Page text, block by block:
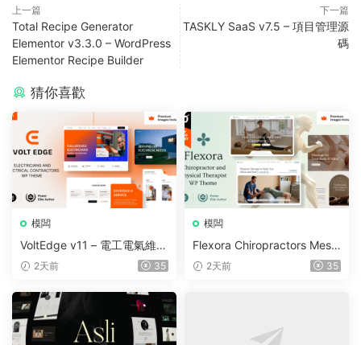
上一篇
Total Recipe Generator
Elementor v3.3.0 – WordPress
Elementor Recipe Builder
下一篇
TASKLY SaaS v7.5 – 項目管理源
碼
猜你喜歡
模闆
VoltEdge v11 – 電工電氣維修
WordPress 主題
2天前 35
模闆
Flexora Chiropractors Mess
age and Physical Therapist
2天前 35